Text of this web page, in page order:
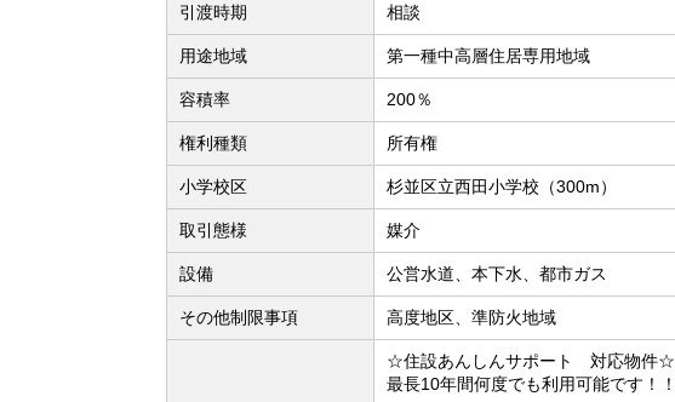
引渡時期 相談
用途地域 第一種中高層住居専用地域
容積率 200％
権利種類 所有権
小学校区 杉並区立西田小学校（300m）
取引態様 媒介
設備 公営水道、本下水、都市ガス
その他制限事項 高度地区、準防火地域
☆住設あんしんサポート 対応物件☆
最長10年間何度でも利用可能です！！